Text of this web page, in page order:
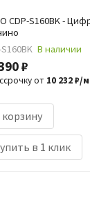
CDP-S160BK -
В наличии
₽
от 10 232 ₽/
корзину
в 1 клик